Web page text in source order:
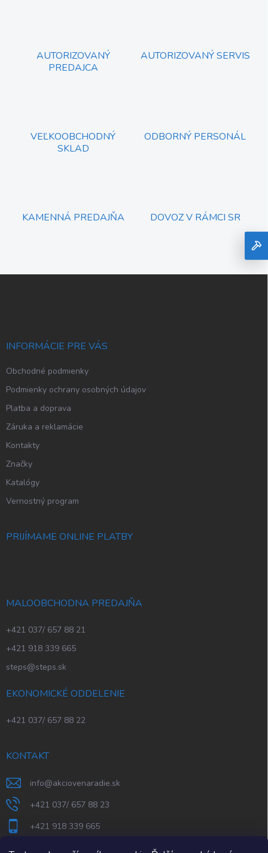
AUTORIZOVANÝ
PREDAJCA
AUTORIZOVANÝ SERVIS
VEĽKOOBCHODNÝ
SKLAD
ODBORNÝ PERSONÁL
KAMENNÁ PREDAJŇA DOVOZ V RÁMCI SR
Z
INFORMÁCIE PRE VÁS
Obchodné podmienky
Podmienky ochrany osobných údajov
Platba a doprava
Záruka a reklamácie
Kontakty
Značky
Katalógy
Vernostný program
PRIJÍMAME ONLINE PLATBY
MALOOBCHODNA PREDAJŇA
+421 037/ 657 88 21
+421 918 339 665
steps@steps.sk
EKONOMICKÉ ODDELENIE
+421 037/ 657 88 22
KONTAKT
info@akciovenaradie.sk
+421 037/ 657 88 23
+421 918 339 665
STEPS Nitra